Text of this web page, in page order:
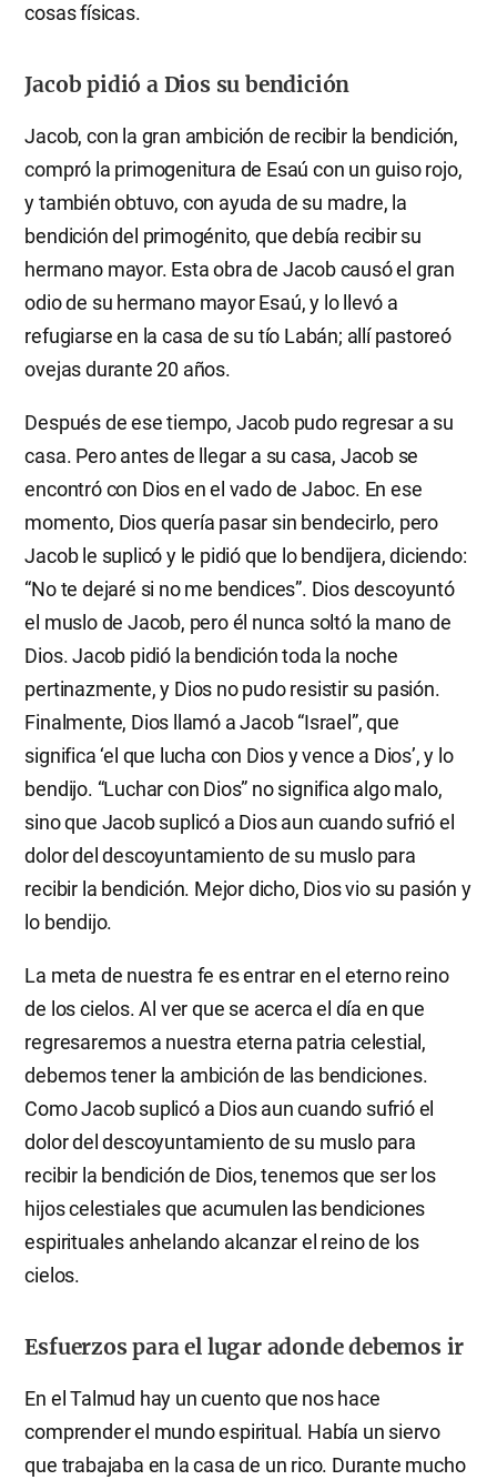
cosas físicas.
Jacob pidió a Dios su bendición
Jacob, con la gran ambición de recibir la bendición,
compró la primogenitura de Esaú con un guiso rojo,
y también obtuvo, con ayuda de su madre, la
bendición del primogénito, que debía recibir su
hermano mayor. Esta obra de Jacob causó el gran
odio de su hermano mayor Esaú, y lo llevó a
refugiarse en la casa de su tío Labán; allí pastoreó
ovejas durante 20 años.
Después de ese tiempo, Jacob pudo regresar a su
casa. Pero antes de llegar a su casa, Jacob se
encontró con Dios en el vado de Jaboc. En ese
momento, Dios quería pasar sin bendecirlo, pero
Jacob le suplicó y le pidió que lo bendijera, diciendo:
“No te dejaré si no me bendices”. Dios descoyuntó
el muslo de Jacob, pero él nunca soltó la mano de
Dios. Jacob pidió la bendición toda la noche
pertinazmente, y Dios no pudo resistir su pasión.
Finalmente, Dios llamó a Jacob “Israel”, que
significa ‘el que lucha con Dios y vence a Dios’, y lo
bendijo. “Luchar con Dios” no significa algo malo,
sino que Jacob suplicó a Dios aun cuando sufrió el
dolor del descoyuntamiento de su muslo para
recibir la bendición. Mejor dicho, Dios vio su pasión y
lo bendijo.
La meta de nuestra fe es entrar en el eterno reino
de los cielos. Al ver que se acerca el día en que
regresaremos a nuestra eterna patria celestial,
debemos tener la ambición de las bendiciones.
Como Jacob suplicó a Dios aun cuando sufrió el
dolor del descoyuntamiento de su muslo para
recibir la bendición de Dios, tenemos que ser los
hijos celestiales que acumulen las bendiciones
espirituales anhelando alcanzar el reino de los
cielos.
Esfuerzos para el lugar adonde debemos ir
En el Talmud hay un cuento que nos hace
comprender el mundo espiritual. Había un siervo
que trabajaba en la casa de un rico. Durante mucho